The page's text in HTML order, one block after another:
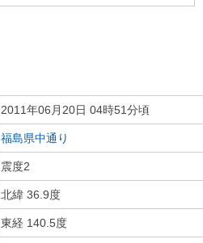
2011年06月20日 04時51分頃
福島県中通り
震度2
北緯 36.9度
東経 140.5度